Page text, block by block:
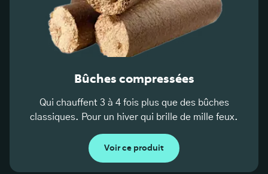
Bûches compressées
Qui chauffent 3 à 4 fois plus que des bûches
classiques. Pour un hiver qui brille de mille feux.
Voir ce produit